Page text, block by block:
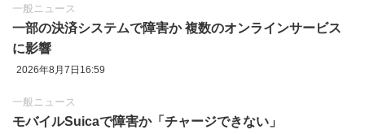
一般ニュース
一部の決済システムで障害か 複数のオンラインサービス
に影響
2026年8月7日16:59
一般ニュース
モバイルSuicaで障害か「チャージできない」